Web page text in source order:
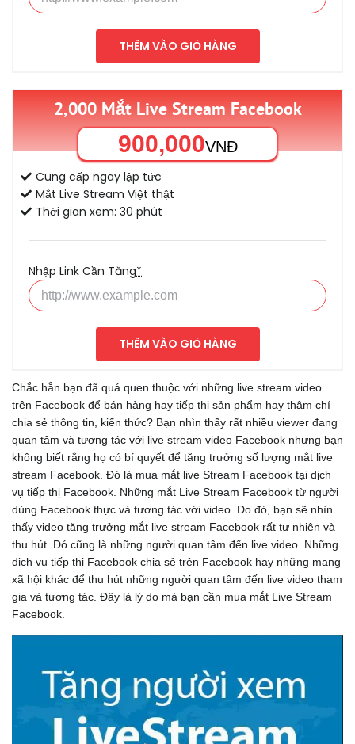
THÊM VÀO GIỎ HÀNG
2,000 Mắt Live Stream Facebook
900,000VNĐ
Cung cấp ngay lập tức
Mắt Live Stream Việt thật
Thời gian xem: 30 phút
Nhập Link Cần Tăng*
THÊM VÀO GIỎ HÀNG
Chắc hẳn bạn đã quá quen thuộc với những live stream video
trên Facebook để bán hàng hay tiếp thị sản phẩm hay thậm chí
chia sẻ thông tin, kiến thức? Bạn nhìn thấy rất nhiều viewer đang
quan tâm và tương tác với live stream video Facebook nhưng bạn
không biết rằng họ có bí quyết để tăng trưởng số lượng mắt live
stream Facebook. Đó là mua mắt live Stream Facebook tại dịch
vụ tiếp thị Facebook. Những mắt Live Stream Facebook từ người
dùng Facebook thực và tương tác với video. Do đó, bạn sẽ nhìn
thấy video tăng trưởng mắt live stream Facebook rất tự nhiên và
thu hút. Đó cũng là những người quan tâm đến live video. Những
dịch vụ tiếp thị Facebook chia sẻ trên Facebook hay những mạng
xã hội khác để thu hút những người quan tâm đến live video tham
gia và tương tác. Đây là lý do mà bạn cần mua mắt Live Stream
Facebook.